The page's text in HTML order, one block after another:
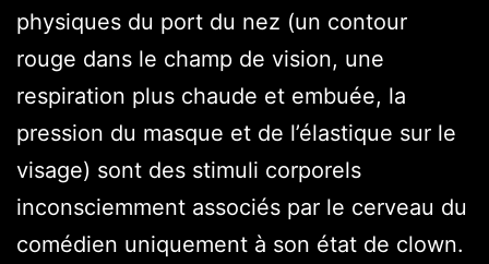
physiques du port du nez (un contour
rouge dans le champ de vision, une
respiration plus chaude et embuée, la
pression du masque et de l’élastique sur le
visage) sont des stimuli corporels
inconsciemment associés par le cerveau du
comédien uniquement à son état de clown.